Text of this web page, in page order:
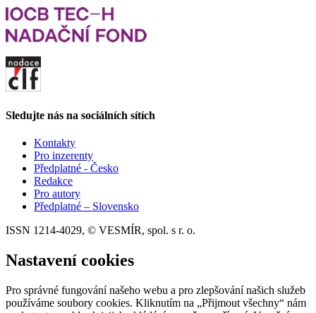
Sledujte nás na sociálních sítích
Kontakty
Pro inzerenty
Předplatné - Česko
Redakce
Pro autory
Předplatné – Slovensko
ISSN 1214-4029, © VESMÍR, spol. s r. o.
Nastavení cookies
Pro správné fungování našeho webu a pro zlepšování našich služeb
používáme soubory cookies. Kliknutím na „Přijmout všechny“ nám